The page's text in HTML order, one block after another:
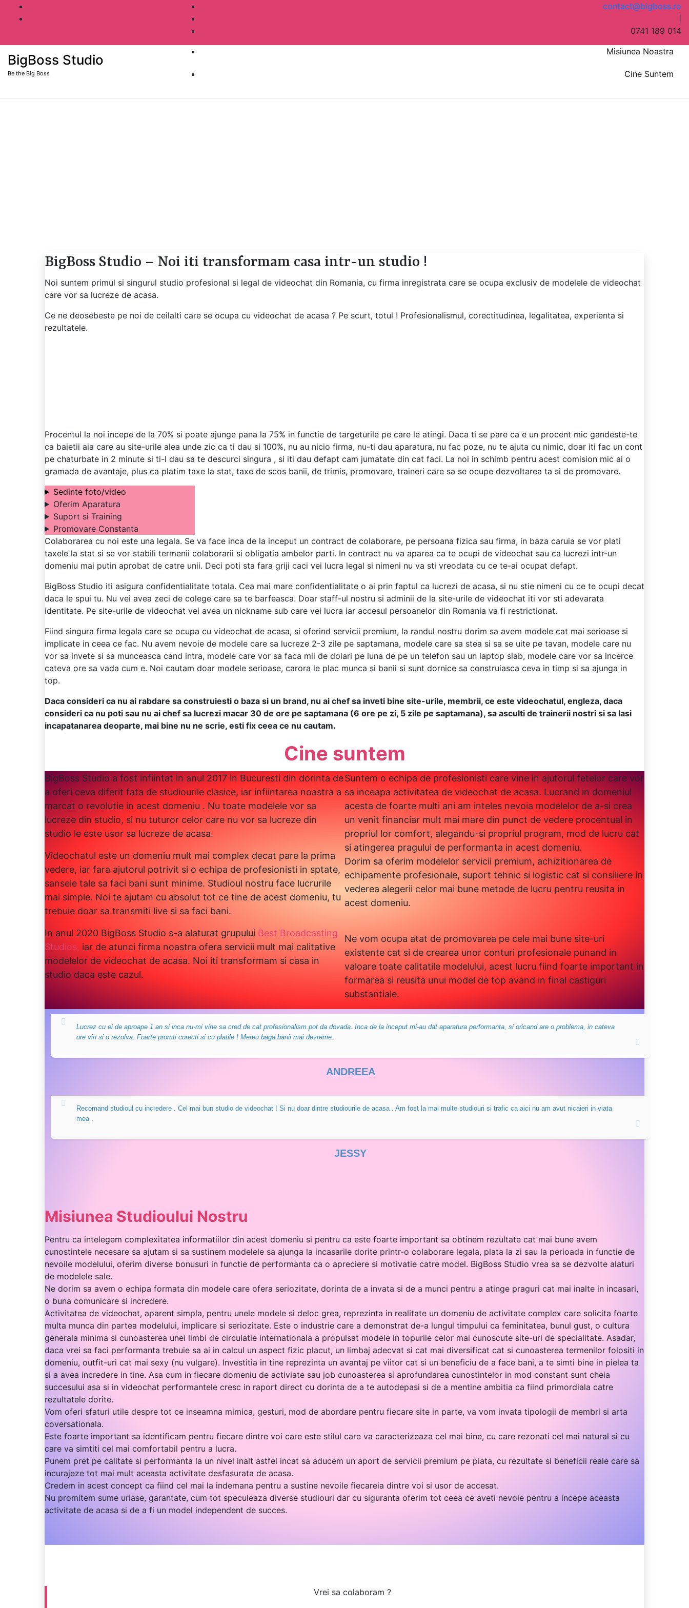
contact@bigboss.ro
0741 189 014
BigBoss Studio
Be the Big Boss
Misiunea Noastra
Cine Suntem
BigBoss Studio – Noi iti transformam casa intr-un studio !
Noi suntem primul si singurul studio profesional si legal de videochat din Romania, cu firma inregistrata care se ocupa exclusiv de modelele de videochat
care vor sa lucreze de acasa.
Ce ne deosebeste pe noi de ceilalti care se ocupa cu videochat de acasa ? Pe scurt, totul ! Profesionalismul, corectitudinea, legalitatea, experienta si
rezultatele.
Procentul la noi incepe de la 70% si poate ajunge pana la 75% in functie de targeturile pe care le atingi. Daca ti se pare ca e un procent mic gandeste-te
ca baietii aia care au site-urile alea unde zic ca ti dau si 100%, nu au nicio firma, nu-ti dau aparatura, nu fac poze, nu te ajuta cu nimic, doar iti fac un cont
pe chaturbate in 2 minute si ti-l dau sa te descurci singura , si iti dau defapt cam jumatate din cat faci. La noi in schimb pentru acest comision mic ai o
gramada de avantaje, plus ca platim taxe la stat, taxe de scos banii, de trimis, promovare, traineri care sa se ocupe dezvoltarea ta si de promovare.
Sedinte foto/video
Oferim Aparatura
Suport si Training
Promovare Constanta
Colaborarea cu noi este una legala. Se va face inca de la inceput un contract de colaborare, pe persoana fizica sau firma, in baza caruia se vor plati
taxele la stat si se vor stabili termenii colaborarii si obligatia ambelor parti. In contract nu va aparea ca te ocupi de videochat sau ca lucrezi intr-un
domeniu mai putin aprobat de catre unii. Deci poti sta fara griji caci vei lucra legal si nimeni nu va sti vreodata cu ce te-ai ocupat defapt.
BigBoss Studio iti asigura confidentialitate totala. Cea mai mare confidentialitate o ai prin faptul ca lucrezi de acasa, si nu stie nimeni cu ce te ocupi decat
daca le spui tu. Nu vei avea zeci de colege care sa te barfeasca. Doar staff-ul nostru si adminii de la site-urile de videochat iti vor sti adevarata
identitate. Pe site-urile de videochat vei avea un nickname sub care vei lucra iar accesul persoanelor din Romania va fi restrictionat.
Fiind singura firma legala care se ocupa cu videochat de acasa, si oferind servicii premium, la randul nostru dorim sa avem modele cat mai serioase si
implicate in ceea ce fac. Nu avem nevoie de modele care sa lucreze 2-3 zile pe saptamana, modele care sa stea si sa se uite pe tavan, modele care nu
vor sa invete si sa munceasca cand intra, modele care vor sa faca mii de dolari pe luna de pe un telefon sau un laptop slab, modele care vor sa incerce
cateva ore sa vada cum e. Noi cautam doar modele serioase, carora le plac munca si banii si sunt dornice sa construiasca ceva in timp si sa ajunga in
top.
Daca consideri ca nu ai rabdare sa construiesti o baza si un brand, nu ai chef sa inveti bine site-urile, membrii, ce este videochatul, engleza, daca
consideri ca nu poti sau nu ai chef sa lucrezi macar 30 de ore pe saptamana (6 ore pe zi, 5 zile pe saptamana), sa asculti de trainerii nostri si sa lasi
incapatanarea deoparte, mai bine nu ne scrie, esti fix ceea ce nu cautam.
Cine suntem
BigBoss Studio a fost infiintat in anul 2017 in Bucuresti din dorinta de
a oferi ceva diferit fata de studiourile clasice, iar infiintarea noastra a
marcat o revolutie in acest domeniu . Nu toate modelele vor sa
lucreze din studio, si nu tuturor celor care nu vor sa lucreze din
studio le este usor sa lucreze de acasa.
Videochatul este un domeniu mult mai complex decat pare la prima
vedere, iar fara ajutorul potrivit si o echipa de profesionisti in sptate,
sansele tale sa faci bani sunt minime. Studioul nostru face lucrurile
mai simple. Noi te ajutam cu absolut tot ce tine de acest domeniu, tu
trebuie doar sa transmiti live si sa faci bani.
In anul 2020 BigBoss Studio s-a alaturat grupului Best Broadcasting
Studios, iar de atunci firma noastra ofera servicii mult mai calitative
modelelor de videochat de acasa. Noi iti transformam si casa in
studio daca este cazul.
Suntem o echipa de profesionisti care vine in ajutorul fetelor care vor
sa inceapa activitatea de videochat de acasa. Lucrand in domeniul
acesta de foarte multi ani am inteles nevoia modelelor de a-si crea
un venit financiar mult mai mare din punct de vedere procentual in
propriul lor comfort, alegandu-si propriul program, mod de lucru cat
si atingerea pragului de performanta in acest domeniu.
Dorim sa oferim modelelor servicii premium, achizitionarea de
echipamente profesionale, suport tehnic si logistic cat si consiliere in
vederea alegerii celor mai bune metode de lucru pentru reusita in
acest domeniu.
Ne vom ocupa atat de promovarea pe cele mai bune site-uri
existente cat si de crearea unor conturi profesionale punand in
valoare toate calitatile modelului, acest lucru fiind foarte important in
formarea si reusita unui model de top avand in final castiguri
substantiale.
Lucrez cu ei de aproape 1 an si inca nu-mi vine sa cred de cat profesionalism pot da dovada. Inca de la inceput mi-au dat aparatura performanta, si oricand are o problema, in cateva
ore vin si o rezolva. Foarte promti corecti si cu platile ! Mereu baga banii mai devreme.
ANDREEA
Recomand studioul cu incredere . Cel mai bun studio de videochat ! Si nu doar dintre studiourile de acasa . Am fost la mai multe studiouri si trafic ca aici nu am avut nicaieri in viata
mea .
JESSY
Misiunea Studioului Nostru
Pentru ca intelegem complexitatea informatiilor din acest domeniu si pentru ca este foarte important sa obtinem rezultate cat mai bune avem
cunostintele necesare sa ajutam si sa sustinem modelele sa ajunga la incasarile dorite printr-o colaborare legala, plata la zi sau la perioada in functie de
nevoile modelului, oferim diverse bonusuri in functie de performanta ca o apreciere si motivatie catre model. BigBoss Studio vrea sa se dezvolte alaturi
de modelele sale.
Ne dorim sa avem o echipa formata din modele care ofera seriozitate, dorinta de a invata si de a munci pentru a atinge praguri cat mai inalte in incasari,
o buna comunicare si incredere.
Activitatea de videochat, aparent simpla, pentru unele modele si deloc grea, reprezinta in realitate un domeniu de activitate complex care solicita foarte
multa munca din partea modelului, implicare si seriozitate. Este o industrie care a demonstrat de-a lungul timpului ca feminitatea, bunul gust, o cultura
generala minima si cunoasterea unei limbi de circulatie internationala a propulsat modele in topurile celor mai cunoscute site-uri de specialitate. Asadar,
daca vrei sa faci performanta trebuie sa ai in calcul un aspect fizic placut, un limbaj adecvat si cat mai diversificat cat si cunoasterea termenilor folositi in
domeniu, outfit-uri cat mai sexy (nu vulgare). Investitia in tine reprezinta un avantaj pe viitor cat si un beneficiu de a face bani, a te simti bine in pielea ta
si a avea incredere in tine. Asa cum in fiecare domeniu de activiate sau job cunoasterea si aprofundarea cunostintelor in mod constant sunt cheia
succesului asa si in videochat performantele cresc in raport direct cu dorinta de a te autodepasi si de a mentine ambitia ca fiind primordiala catre
rezultatele dorite.
Vom oferi sfaturi utile despre tot ce inseamna mimica, gesturi, mod de abordare pentru fiecare site in parte, va vom invata tipologii de membri si arta
coversationala.
Este foarte important sa identificam pentru fiecare dintre voi care este stilul care va caracterizeaza cel mai bine, cu care rezonati cel mai natural si cu
care va simtiti cel mai comfortabil pentru a lucra.
Punem pret pe calitate si performanta la un nivel inalt astfel incat sa aducem un aport de servicii premium pe piata, cu rezultate si beneficii reale care sa
incurajeze tot mai mult aceasta activitate desfasurata de acasa.
Credem in acest concept ca fiind cel mai la indemana pentru a sustine nevoile fiecareia dintre voi si usor de accesat.
Nu promitem sume uriase, garantate, cum tot speculeaza diverse studiouri dar cu siguranta oferim tot ceea ce aveti nevoie pentru a incepe aceasta
activitate de acasa si de a fi un model independent de succes.
Vrei sa colaboram ?